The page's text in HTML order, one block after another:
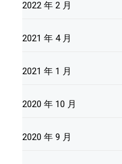
2022 年 2 月
2021 年 4 月
2021 年 1 月
2020 年 10 月
2020 年 9 月